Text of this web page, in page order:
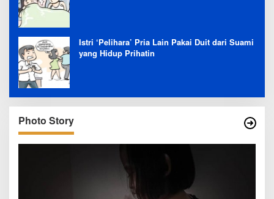
Istri ‘Pelihara’ Pria Lain Pakai Duit dari Suami
yang Hidup Prihatin
Photo Story